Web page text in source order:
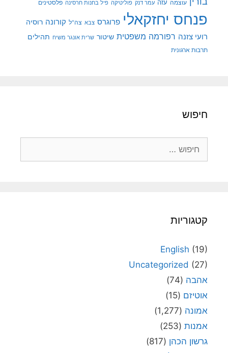
עוצמה עזה עמר דנק פוליטיקה פיל בחנות חרסינה פלסטינים
פנחס יחזקאלי פרוגרס צבא צה"ל קורונה רוסיה
רועי צזנה רפורמה משפטית שיטור שרית אונגר משיח תהילים
תרבות ארגונית
חיפוש
קטגוריות
English (19)
Uncategorized (27)
אהבה (74)
אוטיזם (15)
אמונה (1,277)
אמנות (253)
גרשון הכהן (817)